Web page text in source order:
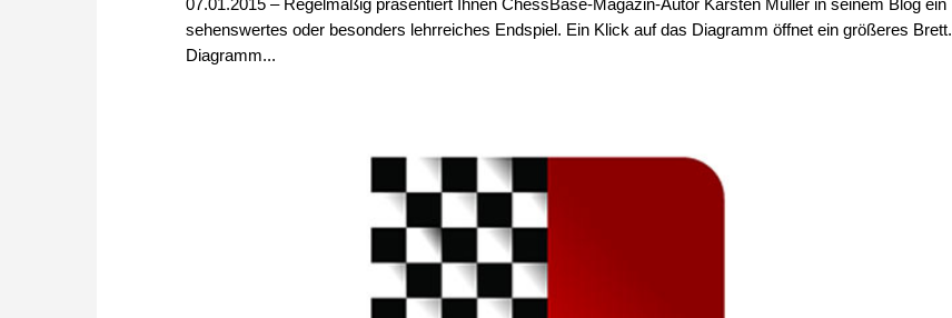
sehenswertes oder besonders lehrreiches Endspiel. Ein Klick auf das Diagramm öffnet ein größeres Brett.
Diagramm...